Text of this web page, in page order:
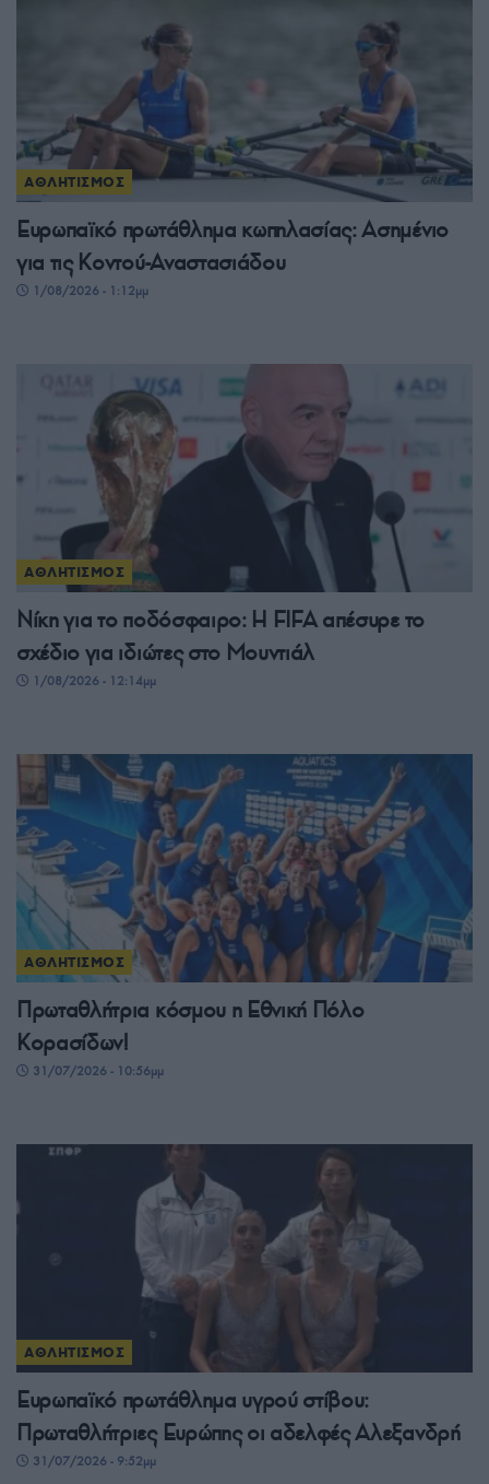
ΑΘΛΗΤΙΣΜΟΣ
Ευρωπαϊκό πρωτάθλημα κωπηλασίας: Ασημένιο
για τις Κοντού-Αναστασιάδου
1/08/2026 - 1:12μμ
ΑΘΛΗΤΙΣΜΟΣ
Νίκη για το ποδόσφαιρο: Η FIFA απέσυρε το
σχέδιο για ιδιώτες στο Μουντιάλ
1/08/2026 - 12:14μμ
ΑΘΛΗΤΙΣΜΟΣ
Πρωταθλήτρια κόσμου η Εθνική Πόλο
Κορασίδων!
31/07/2026 - 10:56μμ
ΑΘΛΗΤΙΣΜΟΣ
Ευρωπαϊκό πρωτάθλημα υγρού στίβου:
Πρωταθλήτριες Ευρώπης οι αδελφές Αλεξανδρή
31/07/2026 - 9:52μμ